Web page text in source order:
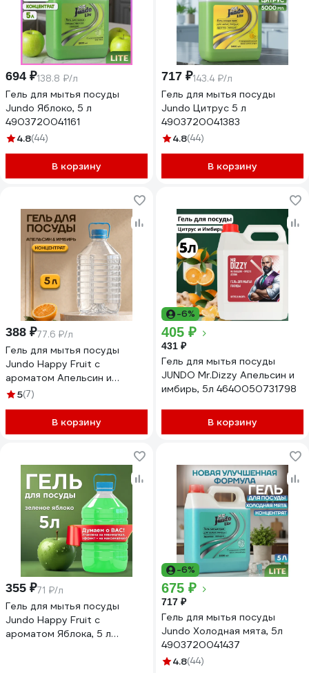
694 ₽138.8 ₽/л
Гель для мытья посуды
Jundo Яблоко, 5 л
4903720041161
4.8(44)
В корзину
717 ₽143.4 ₽/л
Гель для мытья посуды
Jundo Цитрус 5 л
4903720041383
4.8(44)
В корзину
388 ₽77.6 ₽/л
Гель для мытья посуды
Jundo Happy Fruit с
ароматом Апельсин и
имбирь, 5 л 4627645998064
5(7)
В корзину
-6%
405 ₽
431 ₽
Гель для мытья посуды
JUNDO Mr.Dizzy Апельсин и
имбирь, 5л 4640050731798
В корзину
355 ₽71 ₽/л
Гель для мытья посуды
Jundo Happy Fruit с
ароматом Яблока, 5 л
-6%
675 ₽
717 ₽
Гель для мытья посуды
Jundo Холодная мята, 5л
4903720041437
4.8(44)